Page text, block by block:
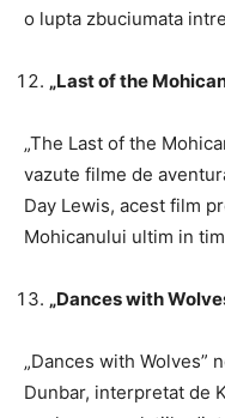
o lupta zbuciumata
„Last of the
„The Last of the
vazute filme de
Day Lewis, acest film
Mohicanului ultim in
„Dances with
„Dances with Wolves”
Dunbar, interpretat de